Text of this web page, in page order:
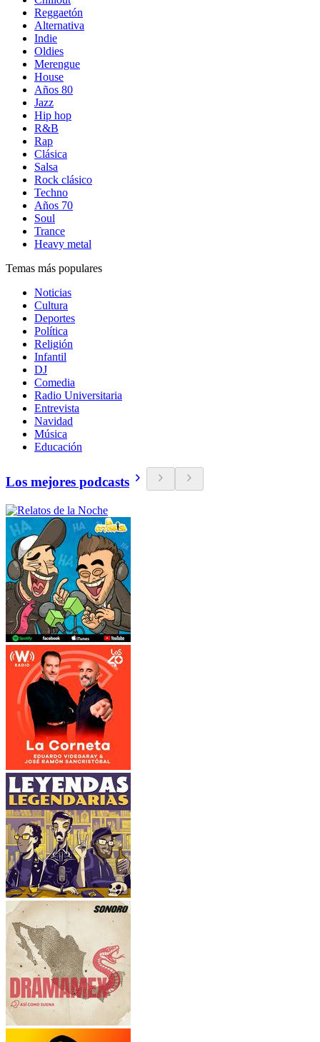
Reggaetón
Alternativa
Indie
Oldies
Merengue
House
Años 80
Jazz
Hip hop
R&B
Rap
Clásica
Salsa
Rock clásico
Techno
Años 70
Soul
Trance
Heavy metal
Temas más populares
Noticias
Cultura
Deportes
Política
Religión
Infantil
DJ
Comedia
Radio Universitaria
Entrevista
Navidad
Música
Educación
Los mejores podcasts